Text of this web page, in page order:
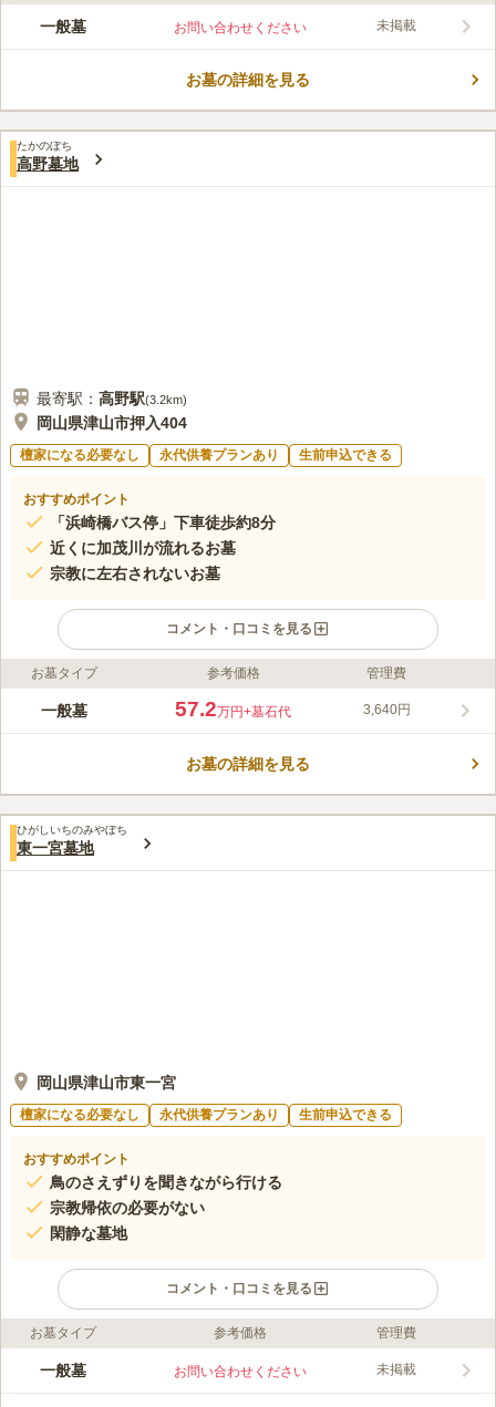
この霊園はまだ誰からも評価されていません。
一般墓 お問い合わせください 未掲載
お墓の詳細を見る
たかのぼち
高野墓地
最寄駅： 高野駅(3.2km)
岡山県津山市押入404
檀家になる必要なし 永代供養プランあり 生前申込できる
おすすめポイント
「浜崎橋バス停」下車徒歩約8分
近くに加茂川が流れるお墓
宗教に左右されないお墓
コメント・口コミを見る
ライフドット編集部のコメント
加茂川が近くに流れており、川のせせらぎが聞こえるほど静かで
ろもおすすめポイントのひとつです。駐車場完備なので、遠方か
口コミ評価
この霊園はまだ誰からも評価されていません。
お墓タイプ 参考価格 管理費
一般墓 57.2万円+墓石代 3,640円
お墓の詳細を見る
ひがしいちのみやぼち
東一宮墓地
岡山県津山市東一宮
檀家になる必要なし 永代供養プランあり 生前申込できる
おすすめポイント
鳥のさえずりを聞きながら行ける
宗教帰依の必要がない
閑静な墓地
コメント・口コミを見る
ライフドット編集部のコメント
岡山県津山市東一宮には、唐人のお墓があります。 約400年前に
お墓タイプ 参考価格 管理費
一般墓 お問い合わせください 未掲載